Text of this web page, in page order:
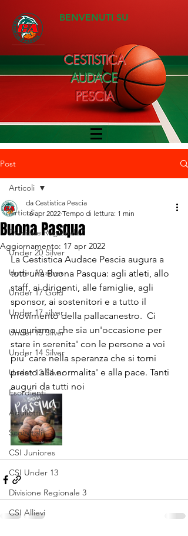
BENVENUTI SU
CESTISTICA
AUDACE
PESCIA
Post
Articoli
Divisione Regionale 1
Under 20 Silver
Under 19 silver
Under 17 Gold
Under 17 silver
Under 15 Silver
Under 14 Silver
Under 13 Silver
Esordienti
Aquilotti
Scoiattoli
CSI Juniores
CSI Under 13
Divisione Regionale 3
CSI Allievi
Articoli
Buona Pasqua
da Cestistica Pescia
16 apr 2022 Tempo di lettura: 1 min
Aggiornamento: 17 apr 2022
La Cestistica Audace Pescia augura a
tutti una Buona Pasqua: agli atleti, allo
staff, ai dirigenti, alle famiglie, agli
sponsor, ai sostenitori e a tutto il
movimento della pallacanestro.  Ci
auguriamo che sia un'occasione per
stare in serenita' con le persone a voi
piu' care nella speranza che si torni
presto alla normalita' e alla pace. Tanti
auguri da tutti noi